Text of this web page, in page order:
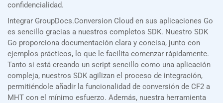
confidencialidad.
Integrar GroupDocs.Conversion Cloud en sus aplicaciones Go
es sencillo gracias a nuestros completos SDK. Nuestro SDK
Go proporciona documentación clara y concisa, junto con
ejemplos prácticos, lo que le facilita comenzar rápidamente.
Tanto si está creando un script sencillo como una aplicación
compleja, nuestros SDK agilizan el proceso de integración,
permitiéndole añadir la funcionalidad de conversión de CF2 a
MHT con el mínimo esfuerzo. Además, nuestra herramienta